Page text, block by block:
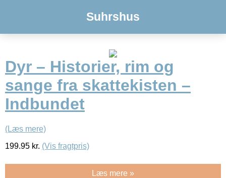
Suhrshus
Dyr – Historier, rim og
sange fra skattekisten –
Indbundet
(Læs mere)
199.95 kr. (Vis fragtpris)
Læs mere »